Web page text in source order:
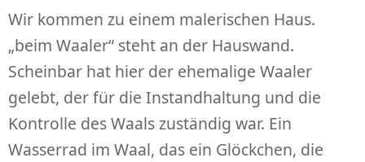
Wir kommen zu einem malerischen Haus.
„beim Waaler“ steht an der Hauswand.
Scheinbar hat hier der ehemalige Waaler
gelebt, der für die Instandhaltung und die
Kontrolle des Waals zuständig war. Ein
Wasserrad im Waal, das ein Glöckchen, die